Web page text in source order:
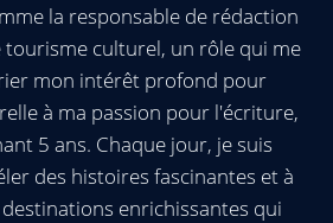
la responsable de rédaction
tourisme culturel, un rôle qui me
mon intérêt profond pour
à ma passion pour l'écriture,
5 ans. Chaque jour, je suis
des histoires fascinantes et à
enrichissantes qui